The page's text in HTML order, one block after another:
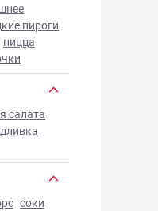
пироги
пицца
салата
соки